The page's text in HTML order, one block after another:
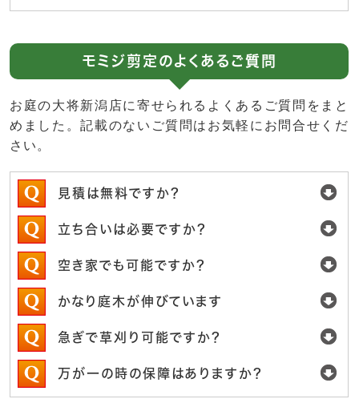
モミジ剪定のよくあるご質問
お庭の大将新潟店に寄せられるよくあるご質問をまと
めました。記載のないご質問はお気軽にお問合せくだ
さい。
見積は無料ですか？
立ち合いは必要ですか？
空き家でも可能ですか？
かなり庭木が伸びています
急ぎで草刈り可能ですか？
万が一の時の保障はありますか？